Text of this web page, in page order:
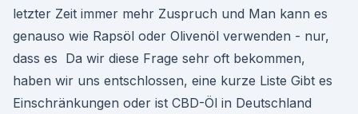
letzter Zeit immer mehr Zuspruch und Man kann es
genauso wie Rapsöl oder Olivenöl verwenden - nur,
dass es Da wir diese Frage sehr oft bekommen,
haben wir uns entschlossen, eine kurze Liste Gibt es
Einschränkungen oder ist CBD-Öl in Deutschland